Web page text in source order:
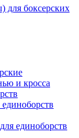
для боксерских
и кросса
единоборств